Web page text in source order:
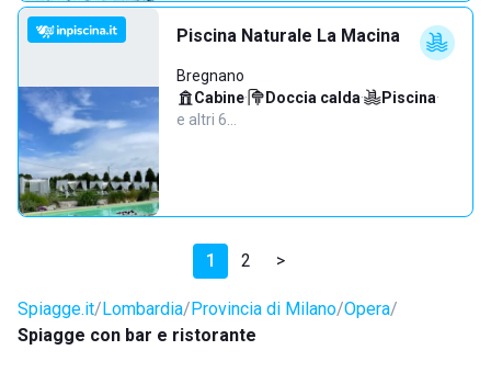
Piscina Naturale La Macina
Bregnano
Cabine· Doccia calda· Piscina·
e altri 6…
1 2 >
Spiagge.it Lombardia Provincia di Milano Opera
Spiagge con bar e ristorante